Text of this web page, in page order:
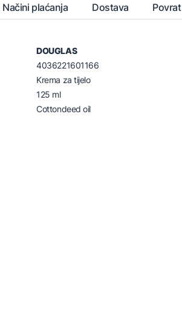
Načini plaćanja Dostava Povrat
DOUGLAS
4036221601166
Krema za tijelo
125 ml
Cottondeed oil